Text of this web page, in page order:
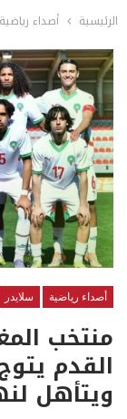
الرئيسية أصداء رياضية
أصداء رياضية سلايدر
القدم
ويتأهل